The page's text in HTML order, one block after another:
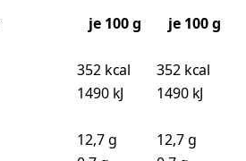
je 100g
je 100 g
352 kcal
352 kcal
1490 kJ
1490 kJ
12,7 g
12,7 g